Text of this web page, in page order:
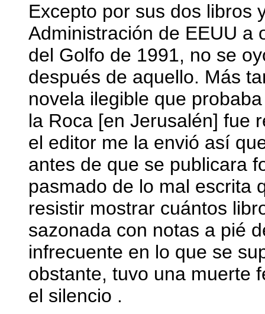
Excepto por sus dos libros
Administración de EEUU a
del Golfo de 1991, no se
después de aquello. Más
novela ilegible que
la Roca [en Jerusalén] fue
el editor me la envió así
antes de que se publicara
pasmado de lo mal escrita
resistir mostrar cuántos
sazonada con notas a pié
infrecuente en lo que se
obstante, tuvo una muerte
el silencio .